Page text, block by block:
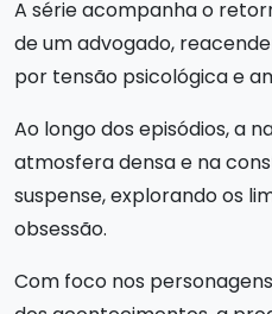
A série acompanha o
de um advogado,
por tensão psicológica e
Ao longo dos episódios, a
atmosfera densa e na
suspense, explorando os
obsessão.
Com foco nos